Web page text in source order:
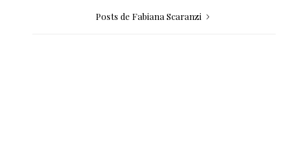
Posts de Fabiana Scaranzi